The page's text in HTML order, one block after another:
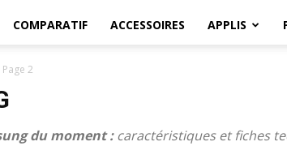
COMPARATIF ACCESSOIRES APPLIS
Page 2
du moment :caractéristiques et fiches